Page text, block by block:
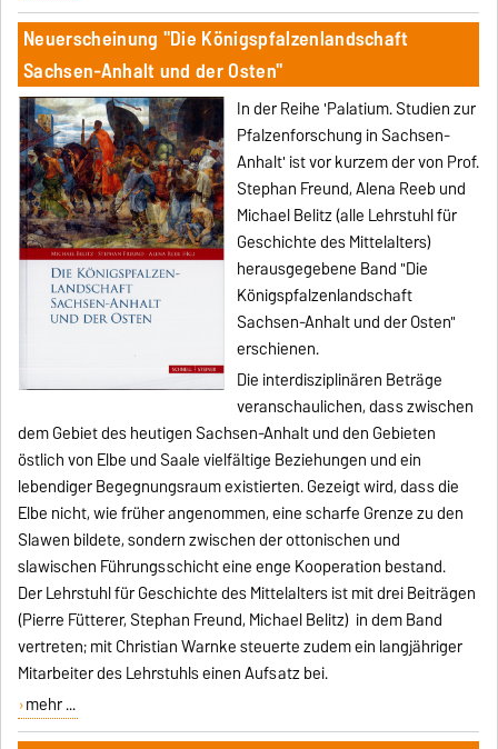
Neuerscheinung "Die Königspfalzenlandschaft
Sachsen-Anhalt und der Osten"
In der Reihe 'Palatium. Studien zur
Pfalzenforschung in Sachsen-
Anhalt' ist vor kurzem der von Prof.
Stephan Freund, Alena Reeb und
Michael Belitz (alle Lehrstuhl für
Geschichte des Mittelalters)
herausgegebene Band "Die
Königspfalzenlandschaft
Sachsen-Anhalt und der Osten"
erschienen.
Die interdisziplinären Beträge
veranschaulichen, dass zwischen
dem Gebiet des heutigen Sachsen-Anhalt und den Gebieten
östlich von Elbe und Saale vielfältige Beziehungen und ein
lebendiger Begegnungsraum existierten. Gezeigt wird, dass die
Elbe nicht, wie früher angenommen, eine scharfe Grenze zu den
Slawen bildete, sondern zwischen der ottonischen und
slawischen Führungsschicht eine enge Kooperation bestand.
Der Lehrstuhl für Geschichte des Mittelalters ist mit drei Beiträgen
(Pierre Fütterer, Stephan Freund, Michael Belitz) in dem Band
vertreten; mit Christian Warnke steuerte zudem ein langjähriger
Mitarbeiter des Lehrstuhls einen Aufsatz bei.
mehr ...